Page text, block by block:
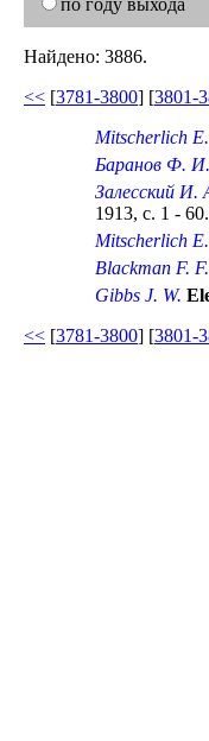
по году выхода
Найдено: 3886.
<< [3781-3800] [3801-
Mitscherlich
Баранов Ф. И.
Залесский И.
1913, с. 1 - 60.
Mitscherlich
Blackman F. F.
Gibbs J. W.
<< [3781-3800] [3801-